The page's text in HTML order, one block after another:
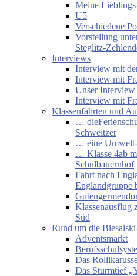
Meine
U5
Verschiedene
Vorstellung
Steglitz-
Interviews
Interview mit
Interview mit
Unser
Interview mit
Klassenfahrten und
…
Schweitzer
… eine
… Klasse 4ab
Schulbauernhof
Fahrt nach
Englandgruppe
Klassenausflug
Süd
Rund um die
Adventsmarkt
Das
Das Sturmtief